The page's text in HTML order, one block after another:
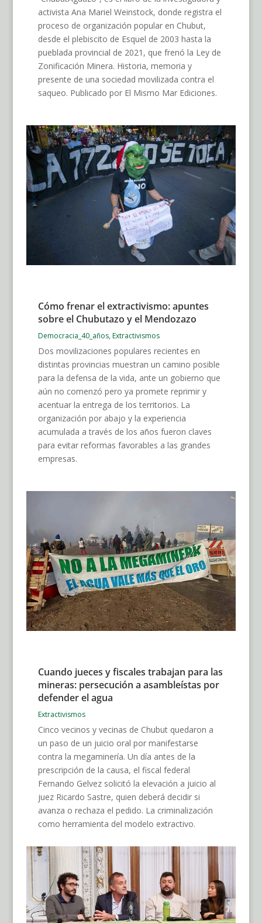
activista Ana Mariel Weinstock, donde registra el
proceso de organización popular en Chubut,
desde el plebiscito de Esquel de 2003 hasta la
pueblada provincial de 2021, que frenó la Ley de
Zonificación Minera. Historia, memoria y
presente de una sociedad movilizada contra el
saqueo. Publicado por El Mismo Mar Ediciones.
Cómo frenar el extractivismo: apuntes
sobre el Chubutazo y el Mendozazo
Democracia_40_años,Extractivismos
Dos movilizaciones populares recientes en
distintas provincias muestran un camino posible
para la defensa de la vida, ante un gobierno que
aún no comenzó pero ya promete reprimir y
acentuar la entrega de los territorios. La
organización por abajo y la experiencia
acumulada a través de los años fueron claves
para evitar reformas favorables a las grandes
empresas.
Cuando jueces y fiscales trabajan para las
mineras: persecución a asambleístas por
defender el agua
Extractivismos
Cinco vecinos y vecinas de Chubut quedaron a
un paso de un juicio oral por manifestarse
contra la megaminería. Un día antes de la
prescripción de la causa, el fiscal federal
Fernando Gelvez solicitó la elevación a juicio al
juez Ricardo Sastre, quien deberá decidir si
avanza o rechaza el pedido. La criminalización
como herramienta del modelo extractivo.